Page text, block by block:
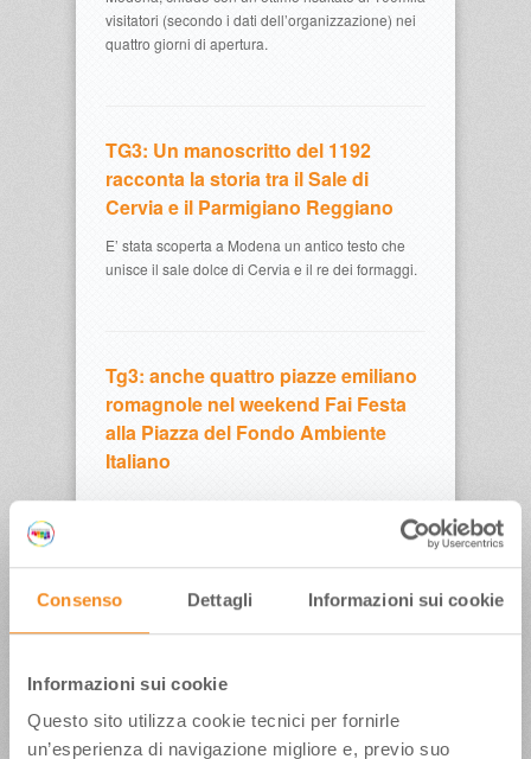
Consenso Dettagli Informazioni sui cookie
Informazioni sui cookie
Questo sito utilizza cookie tecnici per fornirle
un’esperienza di navigazione migliore e, previo suo
visitatori (secondo i dati dell’organizzazione) nei
quattro giorni di apertura.
TG3: Un manoscritto del 1192
racconta la storia tra il Sale di
Cervia e il Parmigiano Reggiano
E’ stata scoperta a Modena un antico testo che
unisce il sale dolce di Cervia e il re dei formaggi.
Tg3: anche quattro piazze emiliano
romagnole nel weekend Fai Festa
alla Piazza del Fondo Ambiente
Italiano
Tg3: a Modena fino a fine ottobre la
Maison Gattinoni espone gli abiti
Food lover’s tour of Emilia